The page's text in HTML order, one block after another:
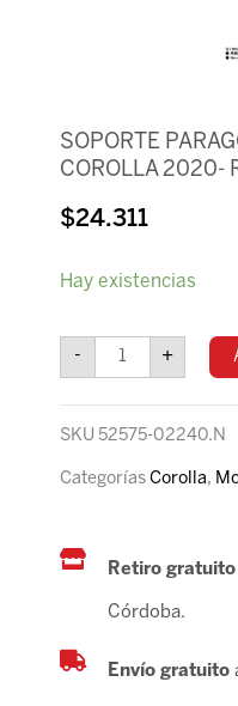
SOPORTE
COROLLA 2020-
$24.311
Hay existencias
-
PARAGOLPE
COROLLA
2020-
cantidad
+
SKU 52575-02240.N
Categorías Corolla,
Retiro gratuito
Córdoba.
Envío gratuito